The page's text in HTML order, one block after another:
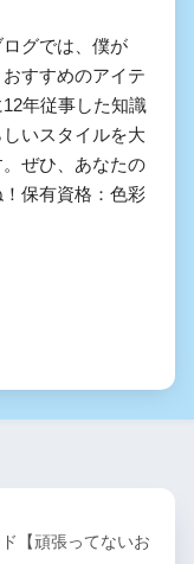
グでは、僕が
すすめのアイテ
年従事した知識
いスタイルを大
ぜひ、あなたの
保有資格：色彩
【頑張ってないお